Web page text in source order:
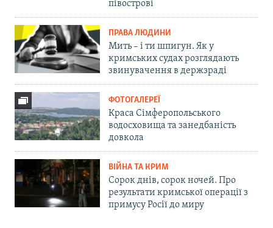
півострові
ПРАВА ЛЮДИНИ
Мить – і ти шпигун. Як у
кримських судах розглядають
звинувачення в держзраді
ФОТОГАЛЕРЕЇ
Краса Сімферопольського
водосховища та занедбаність
довкола
ВІЙНА ТА КРИМ
Сорок днів, сорок ночей. Про
результати кримської операції з
примусу Росії до миру